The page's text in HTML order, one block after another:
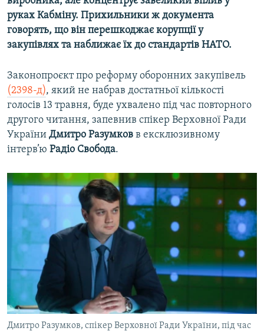
руках Кабміну. Прихильники ж документа
говорять, що він перешкоджає корупції у
закупівлях та наближає їх до стандартів НАТО.
Законопроєкт про реформу оборонних закупівель
(2398-д), який не набрав достатньої кількості
голосів 13 травня, буде ухвалено під час повторного
другого читання, запевнив спікер Верховної Ради
України Дмитро Разумков в ексклюзивному
інтерв’ю Радіо Свобода.
Дмитро Разумков, спікер Верховної Ради України, під час